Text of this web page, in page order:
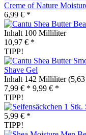
Creme of Nature
6,99 € *
Inhalt 100 Milliliter
10,97 € *
TIPP!
Shave Gel
Inhalt 142 Milliliter
7,99 € * 9,99 € *
TIPP!
5,99 € *
TIPP!